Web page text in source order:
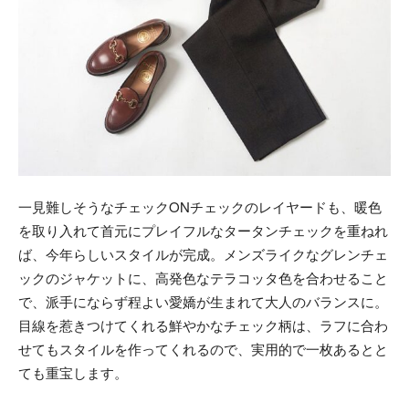
一見難しそうなチェックONチェックのレイヤードも、暖色
を取り入れて首元にプレイフルなタータンチェックを重ねれ
ば、今年らしいスタイルが完成。メンズライクなグレンチェ
ックのジャケットに、高発色なテラコッタ色を合わせること
で、派手にならず程よい愛嬌が生まれて大人のバランスに。
目線を惹きつけてくれる鮮やかなチェック柄は、ラフに合わ
せてもスタイルを作ってくれるので、実用的で一枚あるとと
ても重宝します。